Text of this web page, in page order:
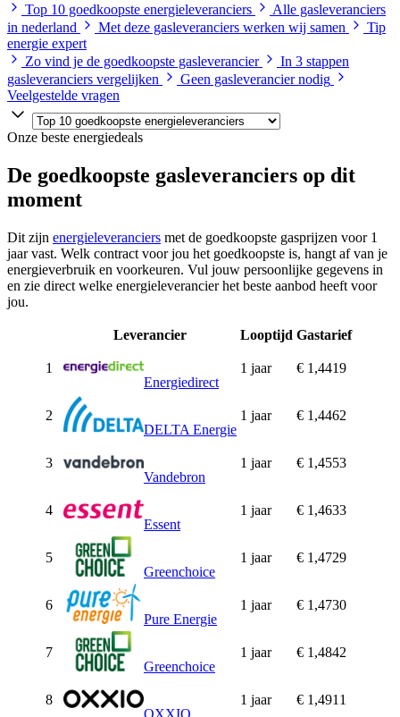
Top 10 goedkoopste energieleveranciers
Alle gasleveranciers
in nederland
Met deze gasleveranciers werken wij samen
Tip
energie expert
Zo vind je de goedkoopste gasleverancier
In 3 stappen
gasleveranciers vergelijken
Geen gasleverancier nodig
Veelgestelde vragen
Onze beste energiedeals
De goedkoopste gasleveranciers op dit
moment
Dit zijn energieleveranciers met de goedkoopste gasprijzen voor 1
jaar vast. Welk contract voor jou het goedkoopste is, hangt af van je
energieverbruik en voorkeuren. Vul jouw persoonlijke gegevens in
en zie direct welke energieleverancier het beste aanbod heeft voor
jou.
Leverancier Looptijd Gastarief
1
Energiedirect
1 jaar € 1,4419
2
DELTA Energie
1 jaar € 1,4462
3
Vandebron
1 jaar € 1,4553
4
Essent
1 jaar € 1,4633
5
Greenchoice
1 jaar € 1,4729
6
Pure Energie
1 jaar € 1,4730
7
Greenchoice
1 jaar € 1,4842
8
OXXIO
1 jaar € 1,4911